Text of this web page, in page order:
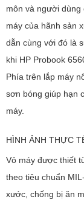
môn và người dùng
máy của hãnh sản
dẫn cùng với đó là
khi HP Probook
Phía trên lắp máy
sơn bóng giúp hạn
máy.
HÌNH ẢNH THỰC
Vỏ máy được thiết
theo tiêu chuẩn
xước, chống bị ăn